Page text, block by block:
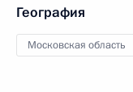
География
Московская область